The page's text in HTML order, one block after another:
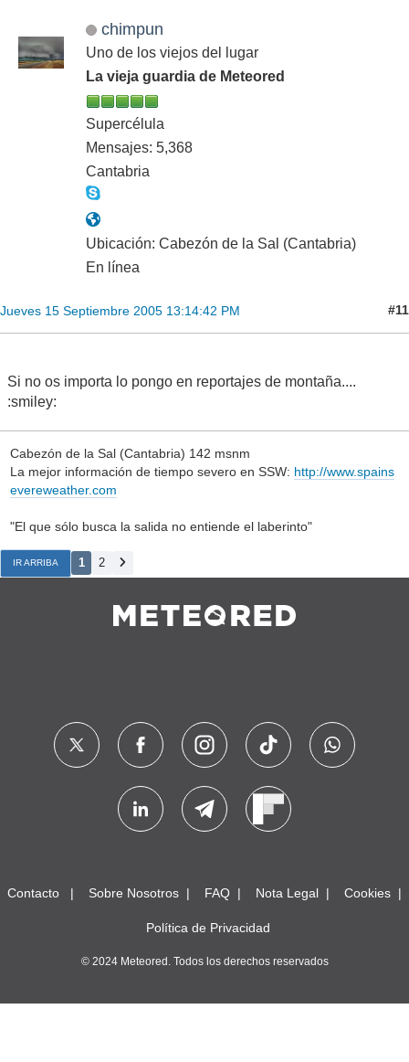
chimpun
Uno de los viejos del lugar
La vieja guardia de Meteored
Supercélula
Mensajes: 5,368
Cantabria
Ubicación: Cabezón de la Sal (Cantabria)
En línea
Jueves 15 Septiembre 2005 13:14:42 PM #11
Si no os importa lo pongo en reportajes de montaña....
:smiley:
Cabezón de la Sal (Cantabria) 142 msnm
La mejor información de tiempo severo en SSW: http://www.spains
evereweather.com
"El que sólo busca la salida no entiende el laberinto"
IR ARRIBA 1 2
Contacto Sobre Nosotros FAQ Nota Legal Cookies
Política de Privacidad
© 2024 Meteored. Todos los derechos reservados